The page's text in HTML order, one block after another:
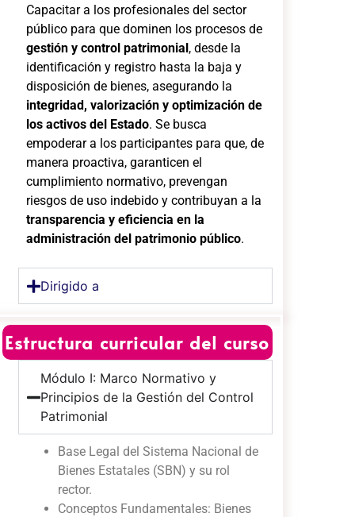
Capacitar a los profesionales del sector
público para que dominen los procesos de
gestión y control patrimonial, desde la
identificación y registro hasta la baja y
disposición de bienes, asegurando la
integridad, valorización y optimización de
los activos del Estado. Se busca
empoderar a los participantes para que, de
manera proactiva, garanticen el
cumplimiento normativo, prevengan
riesgos de uso indebido y contribuyan a la
transparencia y eficiencia en la
administración del patrimonio público.
Dirigido a
Estructura curricular del curso
Módulo I: Marco Normativo y
Principios de la Gestión del Control
Patrimonial
Base Legal del Sistema Nacional de
Bienes Estatales (SBN) y su rol
rector.
Conceptos Fundamentales: Bienes